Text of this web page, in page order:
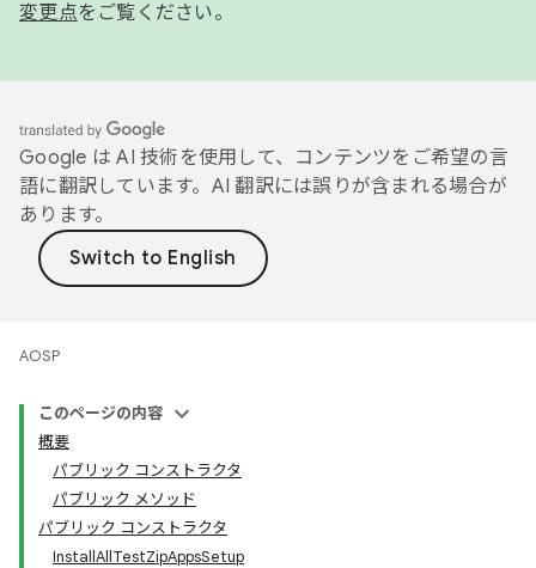
変更点をご覧ください。
Google は AI 技術を使用して、コンテンツをご希望の言
語に翻訳しています。AI 翻訳には誤りが含まれる場合が
あります。
AOSP
このページの内容
概要
パブリック コンストラクタ
パブリック メソッド
パブリック コンストラクタ
InstallAllTestZipAppsSetup